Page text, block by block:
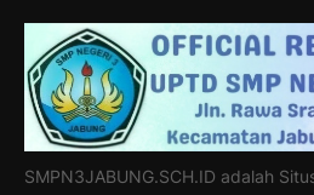
SMPN3JABUNG.SCH.ID adalah